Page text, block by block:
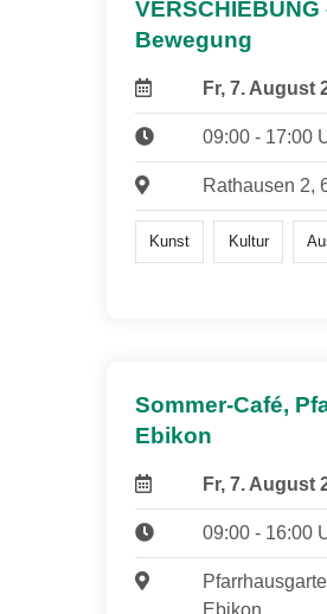
Bewegung
Fr, 7. August
09:00 - 17:00
Rathausen 2,
Kunst Kultur
Sommer-Café,
Ebikon
Fr, 7. August
09:00 - 16:00